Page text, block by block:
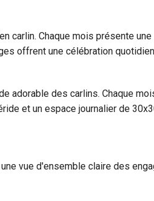
carlin. Chaque mois présente
offrent une célébration
adorable des carlins. Chaque
et un espace journalier de
vue d'ensemble claire des